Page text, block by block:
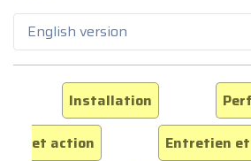
English version
Installation
et action
Entretien